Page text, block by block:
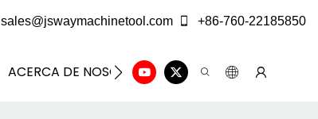
sales@jswaymachinetool.com +86-760-22185850
ACERCA DE NOSOTROS SOLUCIÓN